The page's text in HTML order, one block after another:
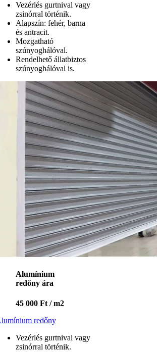
Vezérlés gurtnival vagy
zsinórral történik.
Alapszín: fehér, barna
és antracit.
Mozgatható
szúnyoghálóval.
Rendelhető állatbiztos
szúnyoghálóval is.
Alumínium
redőny ára
45 000 Ft / m2
redőny
Vezérlés gurtnival vagy
zsinórral történik.